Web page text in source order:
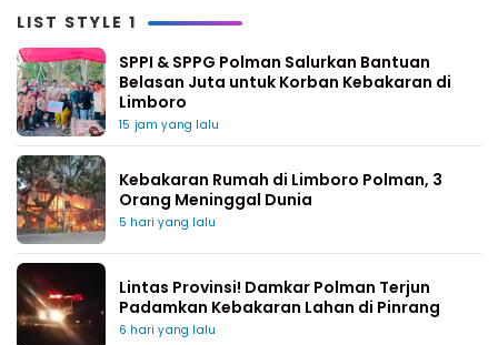
LIST STYLE 1
SPPI & SPPG Polman Salurkan Bantuan
Belasan Juta untuk Korban Kebakaran di
Limboro
15 jam yang lalu
Kebakaran Rumah di Limboro Polman, 3
Orang Meninggal Dunia
5 hari yang lalu
Lintas Provinsi! Damkar Polman Terjun
Padamkan Kebakaran Lahan di Pinrang
6 hari yang lalu